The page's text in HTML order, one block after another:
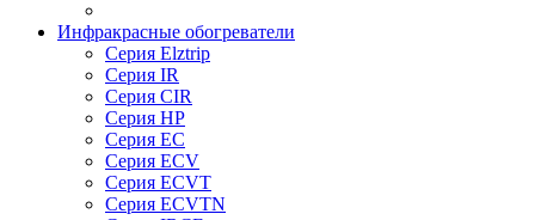
Инфракрасные обогреватели
Серия Elztrip
Серия IR
Серия CIR
Серия HP
Серия EC
Серия ECV
Серия ECVT
Серия ECVTN